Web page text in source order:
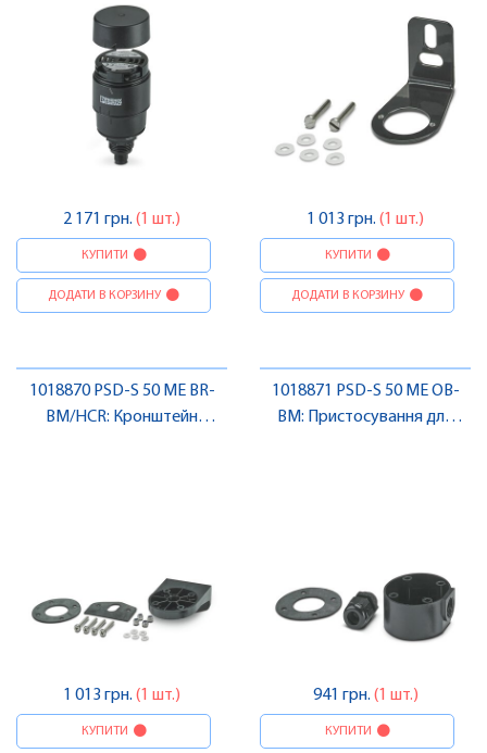
2 171 грн. (1 шт.)
КУПИТИ
ДОДАТИ В КОРЗИНУ
1 013 грн. (1 шт.)
КУПИТИ
ДОДАТИ В КОРЗИНУ
1018870 PSD-S 50 ME BR-
BM/HCR: Кронштейн
1 013 грн. (1 шт.)
КУПИТИ
1018871 PSD-S 50 ME OB-
BM: Пристосування для
941 грн. (1 шт.)
КУПИТИ